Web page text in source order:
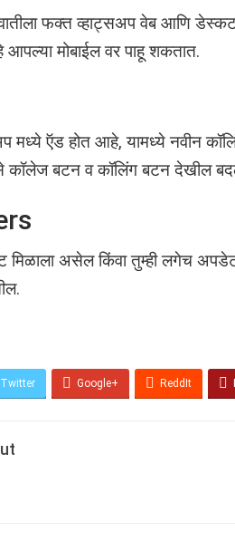
फक्त व्हाट्सअप वेब आणि डेस्कटॉप
मोबाईल वर पाहू शकतात.
मध्ये ऍड होत आहे, यामध्ये नवीन
कॉलेज बटन व कॉलिंग बटन देखील
असेल किंवा तुम्ही लगेच
Twitter Google+ ReddIt